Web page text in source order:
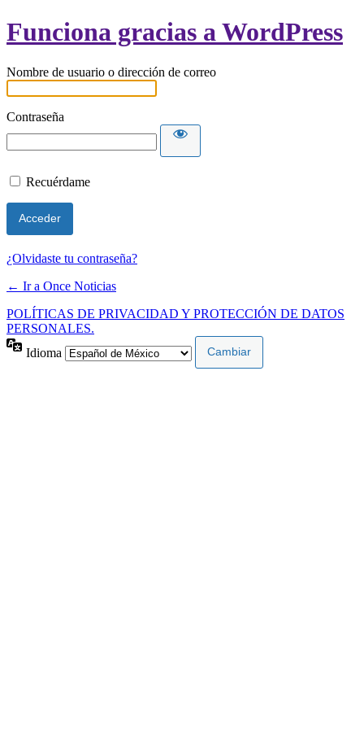
Funciona gracias a WordPress
Nombre de usuario o dirección de correo
Contraseña
Recuérdame
¿Olvidaste tu contraseña?
← Ir a Once Noticias
POLÍTICAS DE PRIVACIDAD Y PROTECCIÓN DE DATOS
PERSONALES.
Idioma